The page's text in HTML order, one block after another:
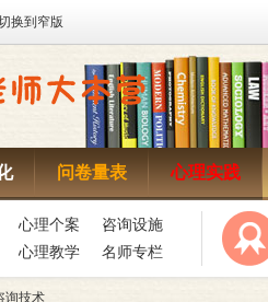
换到窄版
问卷量表 心理实践
心理个案
咨询设施
心理教学 名师专栏
询技术